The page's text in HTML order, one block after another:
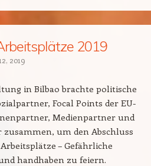
2019
2019
in Bilbao brachte politische
Focal Points der EU-
Medienpartner und
um den Abschluss
– Gefährliche
handhaben zu feiern.